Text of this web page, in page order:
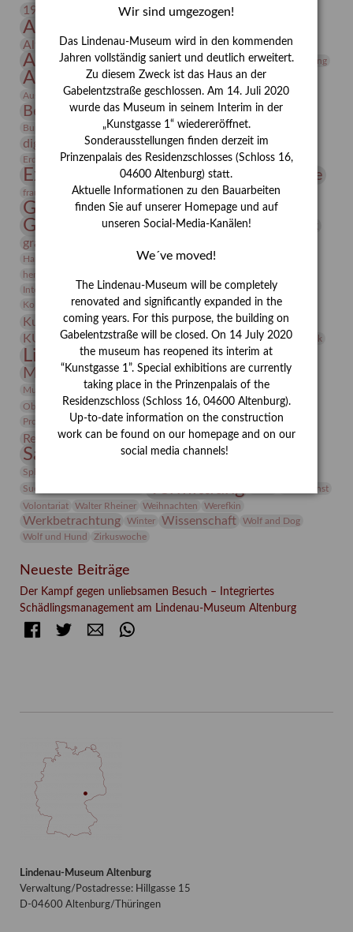
19. Jahrhundert
20. Jahrhundert
Altenburg
Altenburger Praxisjahr Altenburger Schlossberg
Antike Architektur Archiv Archäologie Asta Gröting
Ausstellung
Ausstellung "Berliner Blätter"
Ausstellung „Vier Winde“
Bauhaus Berlin in den Zwanziger Jahren
Bernhard August von Lindenau Bibliothek
Burg Posterstein Conrad Felixmüller Depot Der Blaue Reiter
digitallabor Entartete Kunst
Enteignung
Erdmann Julius Dietrich
Erlebnisportal estrusker Exlibris
Expressionismus Festrede Florenz Fotografie
frauen Frauen in der Antike und heute
Gerhard-Altenbourg-Preis
Gerhard Altenbourg
Gerhard Kurt Müller
Grafik
grafische sammlung
Hanns-Conon von der Gabelentz Heinrich Kirchhoff
herman de vries
Integriertes Schädlingsmanagement
Italien Jahresempfang
Jubiläum
Kolosseum
Kooperationsausstellung Korkmodelle Kunst
Kunstmuseum Kunstvermittlung Kunst von Kühl
KUNSTWAND Kurs Künstler Künstlerin Lehmbruck
Lindenau-Museum Marstall Messeakademie
Museumsgeschichte Museumsnacht
Museumspädagogik Mäzen Napoleon Natur
Neue Remise
Objekt im Fokus
Paul Klee Peter Schnürpel Phelloplastik
Pohlhof
Provenienz
Provenienzforschung
Restaurierung Restitution Rudi Lesser Ruth Wolf-Rehfeld
Sammlung Samstagszeichner Skulptur
Sphinx
Suermondt-Ludwig-Museum
Vermittlung
Videokunst
Volontariat
Walter Rheiner Weihnachten Werefkin
Werkbetrachtung Winter Wissenschaft
Wolf and Dog
Wolf und Hund
Zirkuswoche
Neueste Beiträge
Der Kampf gegen unliebsamen Besuch – Integriertes
Schädlingsmanagement am Lindenau-Museum Altenburg
FacebookTwitter E-mail
Lindenau-Museum Altenburg
Verwaltung/Postadresse: Hillgasse 15
D-04600 Altenburg/Thüringen
Wir sind umgezogen!
Das Lindenau-Museum wird in den kommenden
Jahren vollständig saniert und deutlich erweitert.
Zu diesem Zweck ist das Haus an der
Gabelentzstraße geschlossen. Am 14. Juli 2020
wurde das Museum in seinem Interim in der
„Kunstgasse 1“ wiedereröffnet.
Sonderausstellungen finden derzeit im
Prinzenpalais des Residenzschlosses (Schloss 16,
04600 Altenburg) statt.
Aktuelle Informationen zu den Bauarbeiten
finden Sie auf unserer Homepage und auf
unseren Social-Media-Kanälen!
We´ve moved!
The Lindenau-Museum will be completely
renovated and significantly expanded in the
coming years. For this purpose, the building on
Gabelentzstraße will be closed. On 14 July 2020
the museum has reopened its interim at
“Kunstgasse 1”. Special exhibitions are currently
taking place in the Prinzenpalais of the
Residenzschloss (Schloss 16, 04600 Altenburg).
Up-to-date information on the construction
work can be found on our homepage and on our
social media channels!